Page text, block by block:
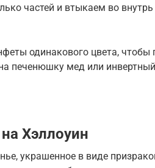
частей и втыкаем во
одинакового цвета, чтобы
печенюшку мед или
Хэллоуин
украшенное в виде